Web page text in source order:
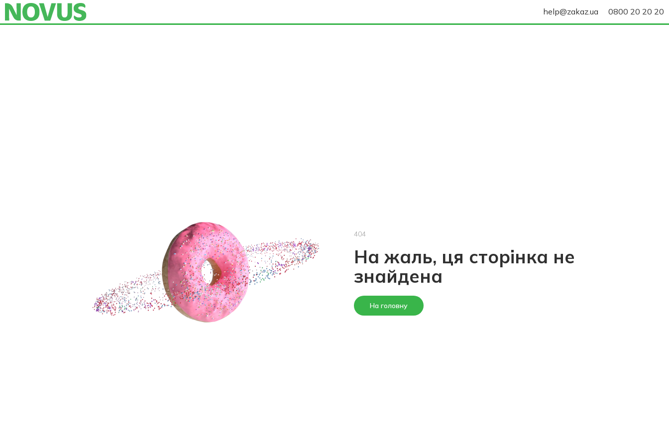
help@zakaz.ua 0800 20 20 20
404
На жаль, ця сторінка не
знайдена
На головну